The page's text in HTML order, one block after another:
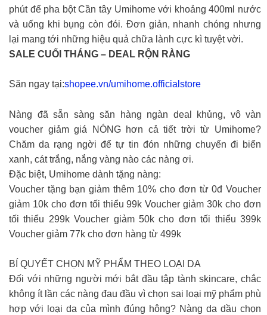
phút để pha bột Cần tây Umihome với khoảng 400ml nước
và uống khi bụng còn đói. Đơn giản, nhanh chóng nhưng
lại mang tới những hiệu quả chữa lành cực kì tuyệt vời.
SALE CUỐI THÁNG – DEAL RỘN RÀNG
Săn ngay tại:shopee.vn/umihome.officialstore
Nàng đã sẵn sàng săn hàng ngàn deal khủng, vô vàn
voucher giảm giá NÓNG hơn cả tiết trời từ Umihome?
Chăm da rạng ngời để tự tin đón những chuyến đi biển
xanh, cát trắng, nắng vàng nào các nàng ơi.
Đặc biệt, Umihome dành tặng nàng:
Voucher tặng bạn giảm thêm 10% cho đơn từ 0đ Voucher
giảm 10k cho đơn tối thiểu 99k Voucher giảm 30k cho đơn
tối thiểu 299k Voucher giảm 50k cho đơn tối thiểu 399k
Voucher giảm 77k cho đơn hàng từ 499k
BÍ QUYẾT CHỌN MỸ PHẨM THEO LOẠI DA
Đối với những người mới bắt đầu tập tành skincare, chắc
không ít lần các nàng đau đầu vì chọn sai loại mỹ phẩm phù
hợp với loại da của mình đúng hông? Nàng da dầu chọn